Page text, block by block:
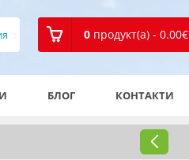
0 продукт(а) - 0.00€
БЛОГ КОНТАКТИ